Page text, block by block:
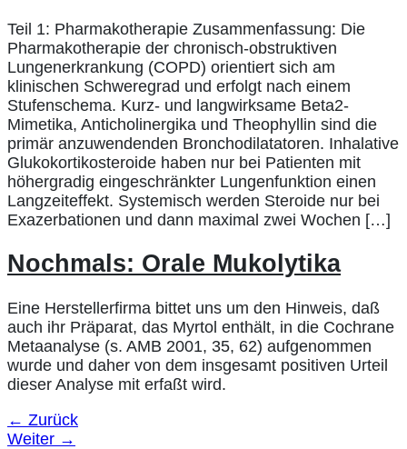
Teil 1: Pharmakotherapie Zusammenfassung: Die
Pharmakotherapie der chronisch-obstruktiven
Lungenerkrankung (COPD) orientiert sich am
klinischen Schweregrad und erfolgt nach einem
Stufenschema. Kurz- und langwirksame Beta2-
Mimetika, Anticholinergika und Theophyllin sind die
primär anzuwendenden Bronchodilatatoren. Inhalative
Glukokortikosteroide haben nur bei Patienten mit
höhergradig eingeschränkter Lungenfunktion einen
Langzeiteffekt. Systemisch werden Steroide nur bei
Exazerbationen und dann maximal zwei Wochen […]
Nochmals: Orale Mukolytika
Eine Herstellerfirma bittet uns um den Hinweis, daß
auch ihr Präparat, das Myrtol enthält, in die Cochrane
Metaanalyse (s. AMB 2001, 35, 62) aufgenommen
wurde und daher von dem insgesamt positiven Urteil
dieser Analyse mit erfaßt wird.
← Zurück
Weiter →